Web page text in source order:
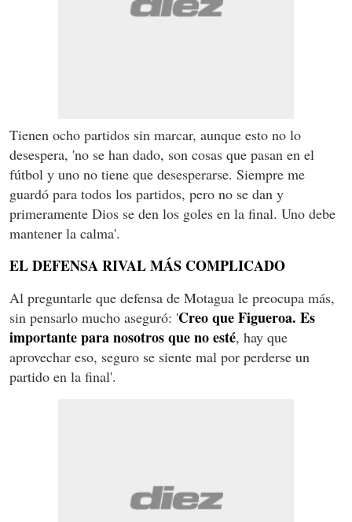
Tienen ocho partidos sin marcar, aunque esto no lo
desespera, 'no se han dado, son cosas que pasan en el
fútbol y uno no tiene que desesperarse. Siempre me
guardó para todos los partidos, pero no se dan y
primeramente Dios se den los goles en la final. Uno debe
mantener la calma'.
EL DEFENSA RIVAL MÁS COMPLICADO
Al preguntarle que defensa de Motagua le preocupa más,
sin pensarlo mucho aseguró: 'Creo que Figueroa. Es
importante para nosotros que no esté, hay que
aprovechar eso, seguro se siente mal por perderse un
partido en la final'.